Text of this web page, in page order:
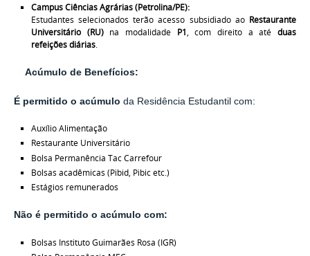
Campus Ciências Agrárias (Petrolina/PE):
Estudantes selecionados terão acesso subsidiado ao Restaurante
Universitário (RU)na modalidade P1, com direito a até duas
refeições diárias.
Acúmulo de Benefícios:
É permitido o acúmulo da Residência Estudantil com:
Auxílio Alimentação
Restaurante Universitário
Bolsa Permanência Tac Carrefour
Bolsas acadêmicas (Pibid, Pibic etc.)
Estágios remunerados
Não é permitido o acúmu lo com:
Bolsas Instituto Guimarães Rosa (IGR)